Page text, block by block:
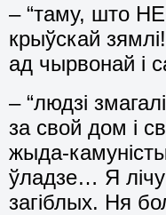
– “таму, што
крыўскай
ад чырвонай і
– “людзі
за свой дом і
жыда-
ўладзе… Я
загіблых. Ня